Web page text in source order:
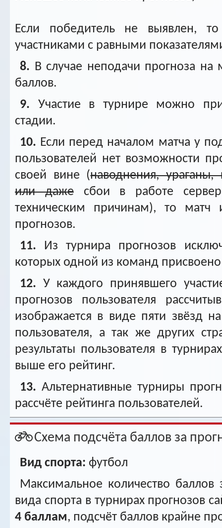
Если победитель не выявлен,
участниками с равными
8. В случае неподачи прогноза на
баллов.
9. Участие в турнире можно
стадии.
10. Если перед началом матча у
пользователей нет возможности
своей вине (наводнения,
или дажесбои в работе
техническим причинам), то матч
прогнозов.
11. Из турнира прогнозов
которых одной из команд
12. У каждого принявшего
прогнозов пользователя
изображается в виде пяти звёзд
пользователя, а так же других
результаты пользователя в
выше его рейтинг.
13. Альтернативные турниры
рассчёте рейтинга пользователей.
Схема подсчёта баллов за
Вид спорта: футбол
Максимальное количество баллов
вида спорта в турнирах прогнозов
4 баллам, подсчёт баллов крайне